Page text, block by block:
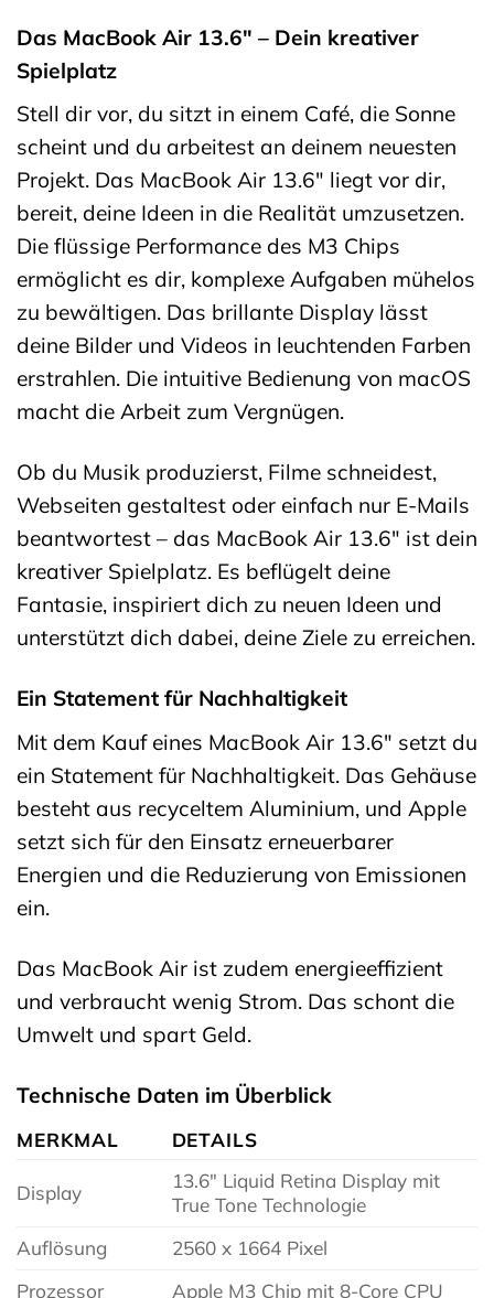
Das MacBook Air 13.6″ – Dein kreativer
Spielplatz
Stell dir vor, du sitzt in einem Café, die Sonne
scheint und du arbeitest an deinem neuesten
Projekt. Das MacBook Air 13.6″ liegt vor dir,
bereit, deine Ideen in die Realität umzusetzen.
Die flüssige Performance des M3 Chips
ermöglicht es dir, komplexe Aufgaben mühelos
zu bewältigen. Das brillante Display lässt
deine Bilder und Videos in leuchtenden Farben
erstrahlen. Die intuitive Bedienung von macOS
macht die Arbeit zum Vergnügen.
Ob du Musik produzierst, Filme schneidest,
Webseiten gestaltest oder einfach nur E-Mails
beantwortest – das MacBook Air 13.6″ ist dein
kreativer Spielplatz. Es beflügelt deine
Fantasie, inspiriert dich zu neuen Ideen und
unterstützt dich dabei, deine Ziele zu erreichen.
Ein Statement für Nachhaltigkeit
Mit dem Kauf eines MacBook Air 13.6″ setzt du
ein Statement für Nachhaltigkeit. Das Gehäuse
besteht aus recyceltem Aluminium, und Apple
setzt sich für den Einsatz erneuerbarer
Energien und die Reduzierung von Emissionen
ein.
Das MacBook Air ist zudem energieeffizient
und verbraucht wenig Strom. Das schont die
Umwelt und spart Geld.
Technische Daten im Überblick
MERKMAL DETAILS
Display
13.6″ Liquid Retina Display mit
True Tone Technologie
Auflösung
2560 x 1664 Pixel
Prozessor
Apple M3 Chip mit 8-Core CPU